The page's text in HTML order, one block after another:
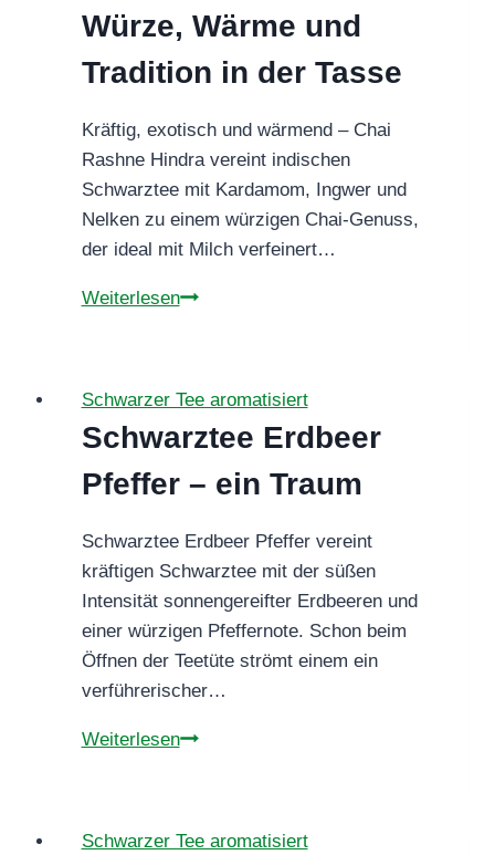
Tee
wie
ein
Würze, Wärme und
Tradition in der Tasse
Kräftig, exotisch und wärmend – Chai
Rashne Hindra vereint indischen
Schwarztee mit Kardamom, Ingwer und
Nelken zu einem würzigen Chai-Genuss,
der ideal mit Milch verfeinert…
WeiterlesenChai
Wärme
und
in
der
Tasse
Schwarzer Tee aromatisiert
Schwarztee Erdbeer
Pfeffer – ein Traum
Schwarztee Erdbeer Pfeffer vereint
kräftigen Schwarztee mit der süßen
Intensität sonnengereifter Erdbeeren und
einer würzigen Pfeffernote. Schon beim
Öffnen der Teetüte strömt einem ein
verführerischer…
WeiterlesenSchwarztee
Schwarzer Tee aromatisiert